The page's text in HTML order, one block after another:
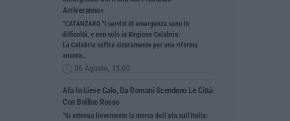
Arriveranno»
“CATANZARO “I servizi di emergenza sono in
difficoltà, e non solo in Regione Calabria.
La Calabria soffre sicuramente per una riforma
ancora…
06 Agosto, 15:00
Afa In Lieve Calo, Da Domani Scendono Le Città
Con Bollino Rosso
“Si attenua lievemente la morsa dell’afa sull’Italia: